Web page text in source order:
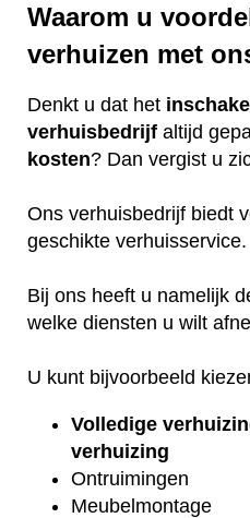
Waarom u
verhuizen met
Denkt u dat het
verhuisbedrijf altijd
kosten? Dan vergist u
Ons verhuisbedrijf biedt
geschikte verhuisservice.
Bij ons heeft u namelijk
welke diensten u wilt
U kunt bijvoorbeeld
Volledige
verhuizing
Ontruimingen
Meubelmontage